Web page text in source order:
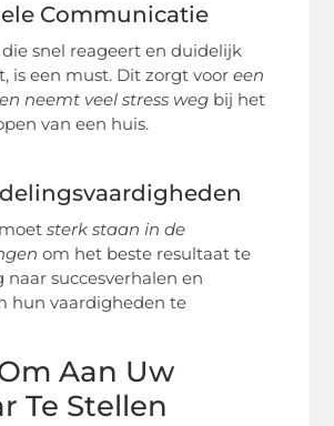
Communicatie
snel reageert en duidelijk
is een must. Dit zorgt vooreen
neemt veel stress weg bij het
van een huis.
sterk staan in de
om het beste resultaat te
naar succesverhalen en
hun vaardigheden te
Aan Uw
Te Stellen